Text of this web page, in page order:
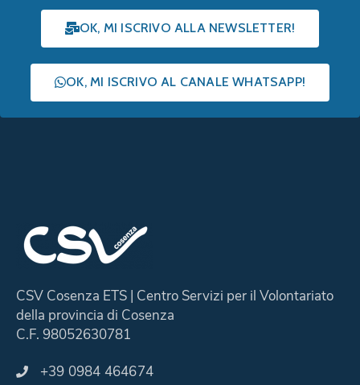
OK, MI ISCRIVO ALLA NEWSLETTER!
OK, MI ISCRIVO AL CANALE WHATSAPP!
CSV Cosenza ETS | Centro Servizi per il Volontariato
della provincia di Cosenza
C.F. 98052630781
+39 0984 464674